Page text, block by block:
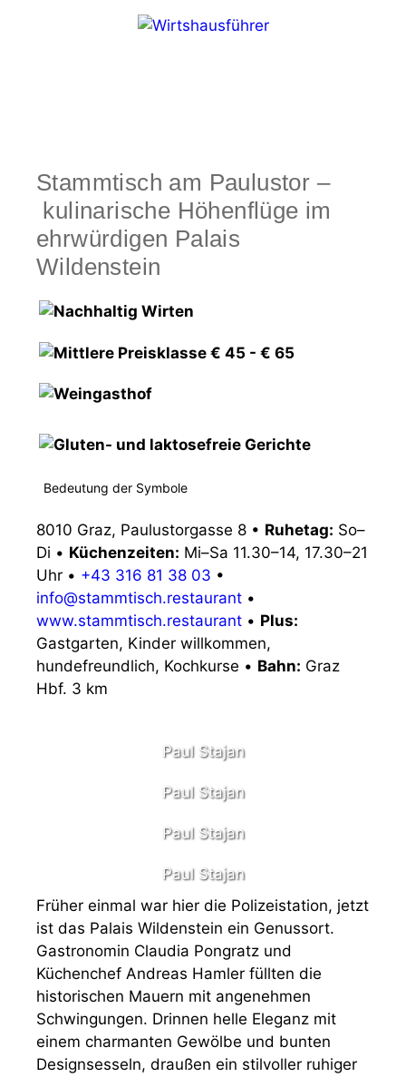
Stammtisch am Paulustor –
kulinarische Höhenflüge im
ehrwürdigen Palais
Wildenstein
Bedeutung der Symbole
8010 Graz, Paulustorgasse 8 • Ruhetag: So–
Di • Küchenzeiten: Mi–Sa 11.30–14, 17.30–21
Uhr • +43 316 81 38 03 •
info@stammtisch.restaurant •
www.stammtisch.restaurant • Plus:
Gastgarten, Kinder willkommen,
hundefreundlich, Kochkurse • Bahn: Graz
Hbf. 3 km
Paul Stajan
Paul Stajan
Paul Stajan
Paul Stajan
Früher einmal war hier die Polizeistation, jetzt
ist das Palais Wildenstein ein Genussort.
Gastronomin Claudia Pongratz und
Küchenchef Andreas Hamler füllten die
historischen Mauern mit angenehmen
Schwingungen. Drinnen helle Eleganz mit
einem charmanten Gewölbe und bunten
Designsesseln, draußen ein stilvoller ruhiger